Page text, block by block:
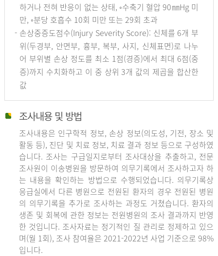
하거나 전혀 반응이 없는 상태, ◦수축기 혈압 90㎜Hg 미
만, ◦분당 호흡수 10회 미만 또는 29회 초과
- 손상중증도점수(Injury Severity Score): 신체를 6개 부
위(두경부, 안면부, 흉부, 복부, 사지, 신체표면)로 나누
어 부위별 손상 정도를 최소 1점(경증)에서 최대 6점(중
증)까지 수치화하고 이 중 상위 3개 값의 제곱을 합산한
값
조사내용 및 방법
조사내용은 인구학적 정보, 손상 정보(의도성, 기전, 장소 및
활동 등), 진단 및 치료 정보, 치료 결과 정보 등으로 구성하였
습니다. 조사는 구급일지로부터 조사대상을 추출하고, 전문
조사원이 이송병원을 방문하여 의무기록에서 조사하고자 하
는 내용을 확인하는 방법으로 수행되었습니다. 의무기록상
응급실에서 다른 병원으로 전원된 환자의 경우 전원된 병원
의 의무기록을 추가로 조사하는 과정도 거쳤습니다. 환자의
생존 및 회복에 관한 정보는 전원병원의 조사 결과까지 반영
한 것입니다. 조사자료는 정기적인 질 관리로 정제하고 있으
며(월 1회), 조사 참여율은 2021-2022년 사업 기준으로 98%
입니다.